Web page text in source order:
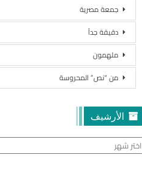
جمعة مصرية
دقيقة جداً
ملهمون
من “نص” المحروسة
الأرشيف
الأرشيف